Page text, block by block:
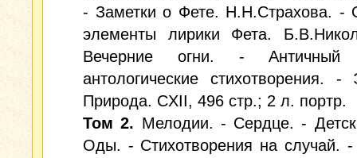
- Заметки о Фете. Н.Н.Страхова. -
элементы лирики Фета.
Вечерние огни. -
антологические стихотворения. -
Природа. CXII, 496 стр.; 2 л. портр.
Том 2. Мелодии. - Сердце. -
Оды. - Стихотворения на случай.